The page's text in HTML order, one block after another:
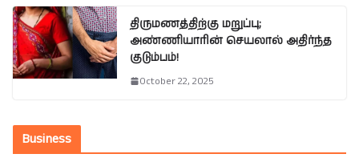
திருமணத்திற்கு மறுப்பு;
அண்ணியாரின் செயலால் அதிர்ந்த
குடும்பம்!
October 22, 2025
Business